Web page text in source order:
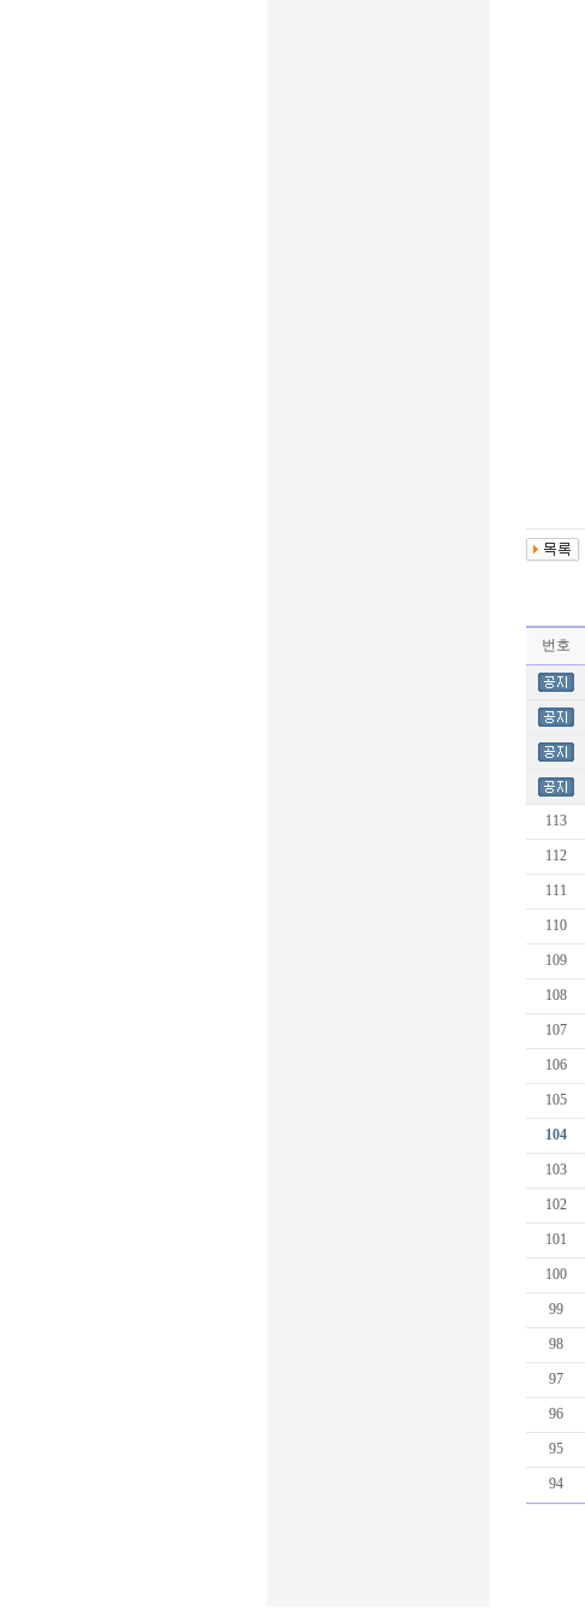
번호
113
112
111
110
109
108
107
106
105
104
103
102
101
100
99
98
97
96
95
94